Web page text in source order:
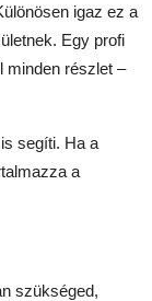
igaz ez a
Egy profi
minden részlet –
segíti. Ha a
a
szükséged,